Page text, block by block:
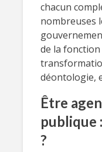
chacun
nombreuses
de la fonction
déontologie,
Être
publique
?